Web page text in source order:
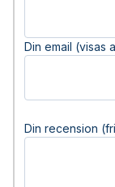
Din email (visas
Din recension